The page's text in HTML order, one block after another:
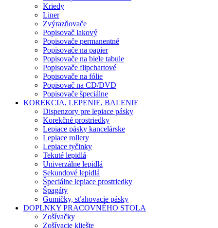
Kriedy
Liner
Zvýrazňovače
Popisovač lakový
Popisovače permanentné
Popisovače na papier
Popisovače na biele tabule
Popisovače flipchartové
Popisovače na fólie
Popisovač na CD/DVD
Popisovače špeciálne
KOREKCIA, LEPENIE, BALENIE
Dispenzory pre lepiace pásky
Korekčné prostriedky
Lepiace pásky kancelárske
Lepiace rollery
Lepiace tyčinky
Tekuté lepidlá
Univerzálne lepidlá
Sekundové lepidlá
Špeciálne lepiace prostriedky
Špagáty
Gumičky, sťahovacie pásky
DOPLNKY PRACOVNÉHO STOLA
Zošívačky
Zošívacie kliešte